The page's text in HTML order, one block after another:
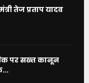
तेज प्रताप यादव
पर सख्त कानून